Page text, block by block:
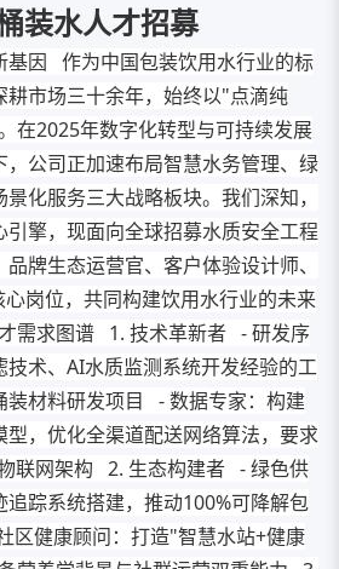
装水人才招募
基因 作为中国包装饮用水行业的标
耕市场三十余年，始终以"点滴纯
在2025年数字化转型与可持续发展
，公司正加速布局智慧水务管理、绿
化服务三大战略板块。我们深知，
擎，现面向全球招募水质安全工程
牌生态运营官、客户体验设计师、
心岗位，共同构建饮用水行业的未来
需求图谱 1. 技术革新者 - 研发序
技术、AI水质监测系统开发经验的工
装材料研发项目 - 数据专家：构建
型，优化全渠道配送网络算法，要求
联网架构 2. 生态构建者 - 绿色供
踪系统搭建，推动100%可降解包
区健康顾问：打造"智慧水站+健康